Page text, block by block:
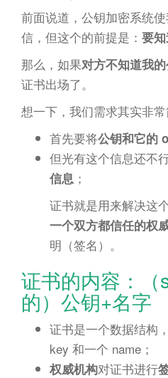
前面说道，公钥加密系统
信，但这个的前提是： 要
那么，如果对方不知道我
证书出场了。
想一下，我们需求其实非常
首先要将公钥和它的
但光有这个信息还不
信息 ；
证书就是用来解决这
一个双方都信任的权
明（签名）。
证书的内容：（
的）公钥+名字
证书是一个数据结构
key 和一个 name；
权威机构对证书进行